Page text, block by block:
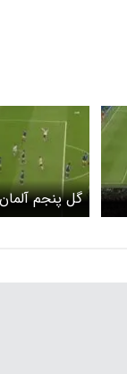
گل پنجم
ویدئو